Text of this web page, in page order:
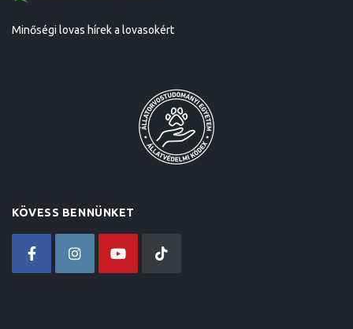
Minőségi lovas hírek a lovasokért
KÖVESS BENNÜNKET